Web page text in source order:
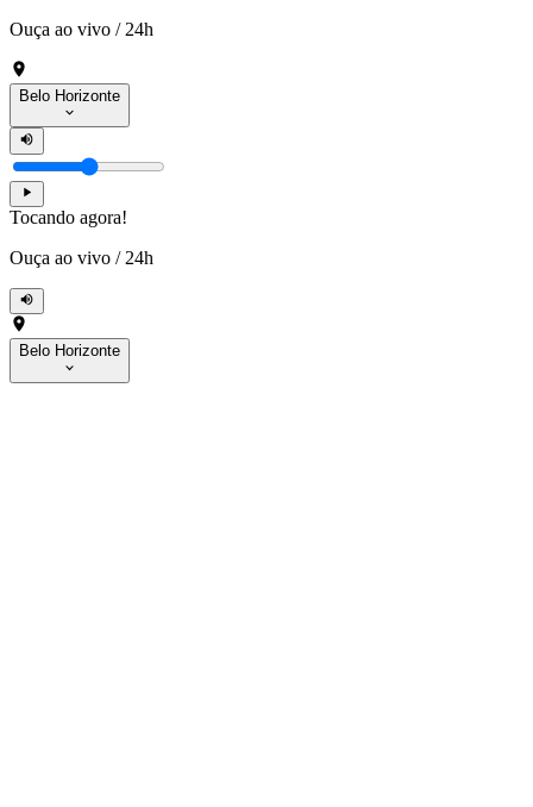
Ouça ao vivo / 24h
Belo Horizonte
Tocando agora!
Ouça ao vivo / 24h
Belo Horizonte